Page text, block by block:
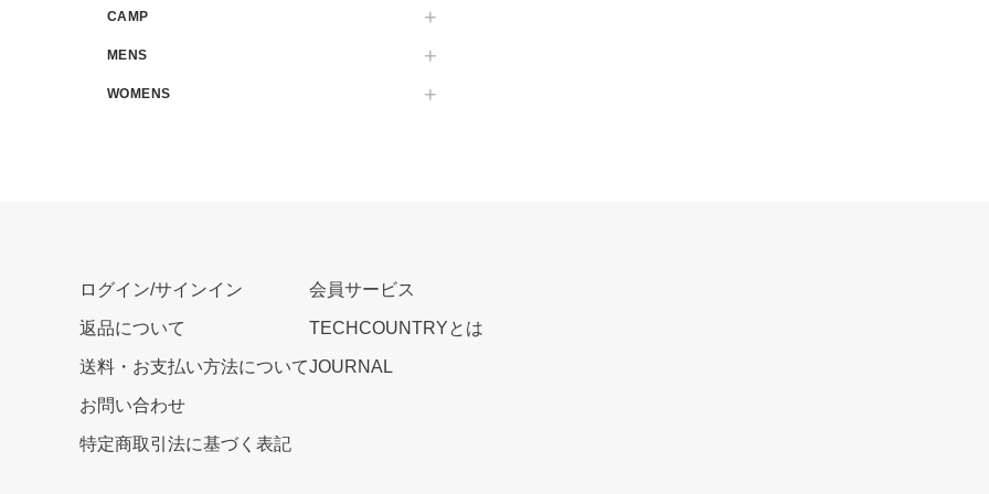
CAMP
MENS
WOMENS
ログイン/サインイン
返品について
送料・お支払い方法について
お問い合わせ
特定商取引法に基づく表記
会員サービス
TECHCOUNTRYとは
JOURNAL